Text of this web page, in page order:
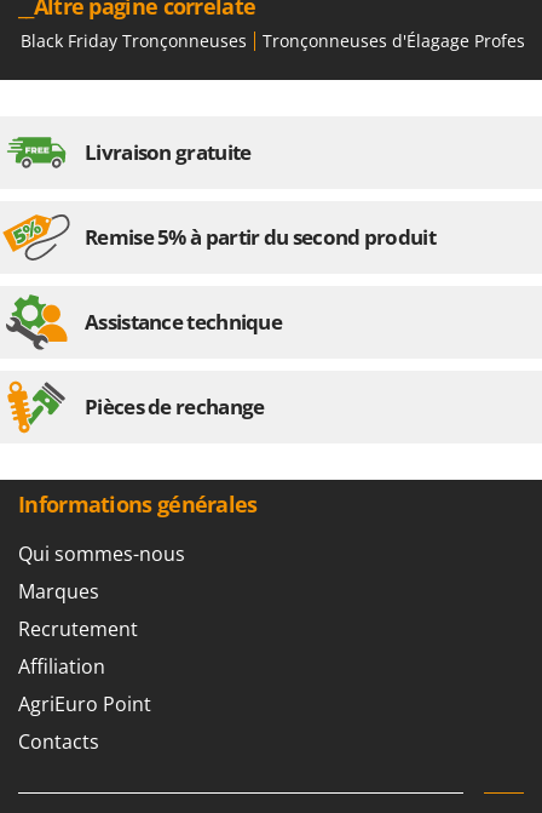
Worx
Y Yard Force
Z
Zanon
ZGrills
__Altre pagine correlate
Black Friday Tronçonneuses Tronçonneuses d'Élagage
Livraison gratuite
Remise 5% à partir du second produit
Assistance technique
Pièces de rechange
Informations générales
Qui sommes-nous
Marques
Recrutement
Affiliation
AgriEuro Point
Contacts